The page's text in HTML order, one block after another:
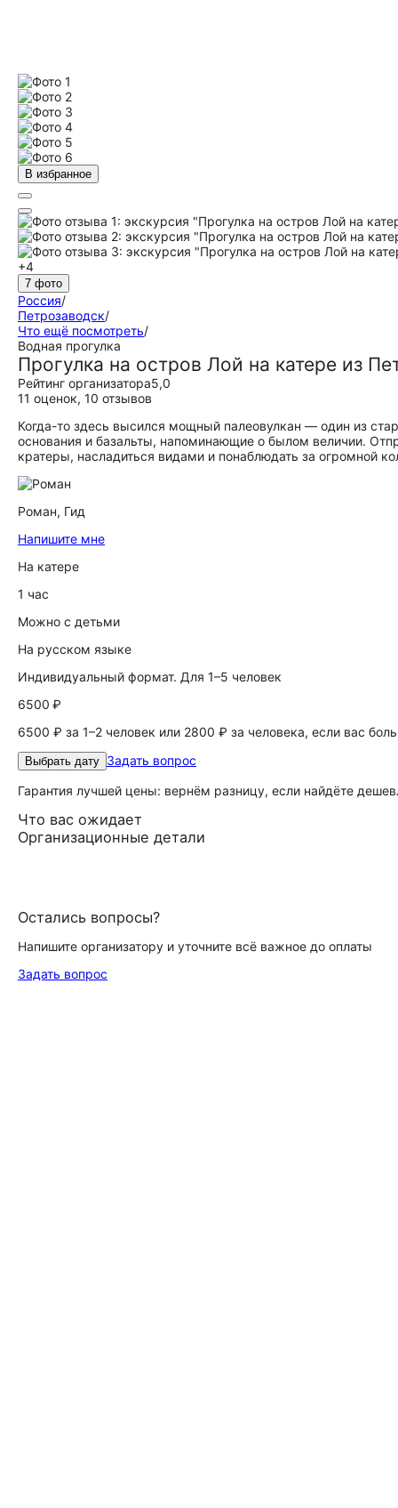
В избранное
+4
7 фото
Россия/
Петрозаводск/
Что ещё посмотреть/
Водная прогулка
Прогулка на остров Лой на катере из
Рейтинг организатора5,0
11 оценок, 10 отзывов
Когда-то здесь высился мощный палеовулкан — один из
основания и базальты, напоминающие о былом величии.
кратеры, насладиться видами и понаблюдать за огромной
Роман, Гид
Напишите мне
На катере
1 час
Можно с детьми
На русском языке
Индивидуальный формат. Для 1–5 человек
6500 ₽
6500 ₽ за 1–2 человек или 2800 ₽ за человека, если вас
Выбрать дату Задать вопрос
Гарантия лучшей цены: вернём разницу, если найдёте
Что вас ожидает
Организационные детали
Остались вопросы?
Напишите организатору и уточните всё важное до оплаты
Задать вопрос